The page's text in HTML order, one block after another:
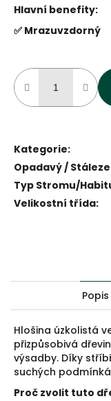
Hlavní benefity:
✅ Mrazuvzdorný
Kategorie:
Opadavý /
Typ Stromu/
Velikostní třída:
Popis
Hlošina úzkolistá
přizpůsobivá
výsadby. Díky
suchých
Proč zvolit tuto